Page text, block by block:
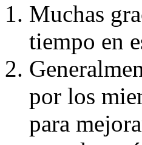
Muchas
tiempo en
por los
para